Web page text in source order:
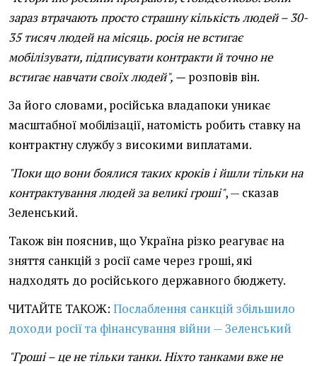
зараз втрачають просто страшну кількість людей – 30-
35 тисяч людей на місяць. росія не встигає
мобілізувати, підписувати контракти й точно не
встигає навчати своїх людей", — розповів він.
За його словами, російська владапоки уникає
масштабної мобілізації, натомість робить ставку на
контрактну службу з високими виплатами.
"Поки що вони боялися таких кроків і йшли тільки на
контрактування людей за великі гроші", — сказав
Зеленський.
Також він пояснив, що Україна різко реагуває на
зняття санкцій з росії саме через гроші, які
надходять до російського державного бюджету.
ЧИТАЙТЕ ТАКОЖ: Послаблення санкцій збільшило
доходи росії та фінансування війни — Зеленський
"Гроші – це не тільки танки. Ніхто танками вже не